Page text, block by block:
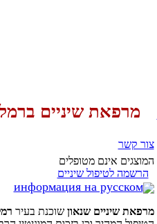
מרפאת שיניים
המוצגים אינם מטופלים
הרשמה לטיפול שיניים
צור קשר
информация на русском
מרפאת שיניים שנאון שוכנת בעיר